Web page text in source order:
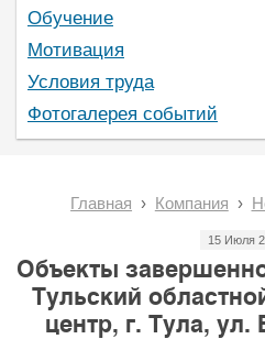
Обучение
Мотивация
Условия труда
Фотогалерея событий
Главная Компания
15 Июля
Объекты
Тульский
центр, г. Тула,